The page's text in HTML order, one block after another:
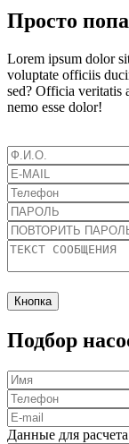
Просто
Lorem ipsum dolor
voluptate officiis
sed? Officia veritatis
nemo esse dolor!
Кнопка
Подбор
Данные для